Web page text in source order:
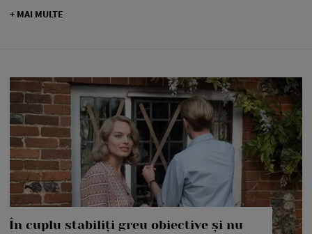
+ MAI MULTE
În cuplu stabiliți greu obiective și nu